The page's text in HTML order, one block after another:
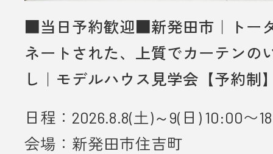
・未成年者様のみのご来場は対象外
・弊社のアンケートにご協力してい
とが条件となります。
■ 個人情報の取り扱いについて
・ご入力いただきました情報は「
■当日予約歓迎■新発田市｜トー
ネートされた、上質でカーテンの
し｜モデルハウス見学会【予約制
日程：2026.8.8(土)～9(日) 10:00〜
会場：新発田市住吉町